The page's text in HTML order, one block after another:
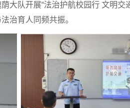
大队开展“法治护航校园行 文明交
治育人同频共振。